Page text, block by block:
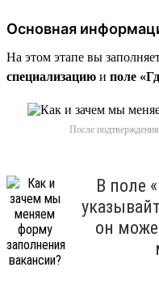
Основная
На этом этапе вы
специализацию и поле
После
В поле
он